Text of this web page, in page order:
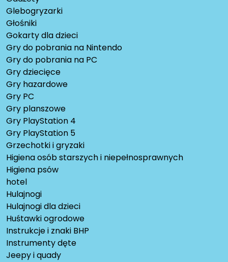
Glebogryzarki
Głośniki
Gokarty dla dzieci
Gry do pobrania na Nintendo
Gry do pobrania na PC
Gry dziecięce
Gry hazardowe
Gry PC
Gry planszowe
Gry PlayStation 4
Gry PlayStation 5
Grzechotki i gryzaki
Higiena osób starszych i niepełnosprawnych
Higiena psów
hotel
Hulajnogi
Hulajnogi dla dzieci
Huśtawki ogrodowe
Instrukcje i znaki BHP
Instrumenty dęte
Jeepy i quady